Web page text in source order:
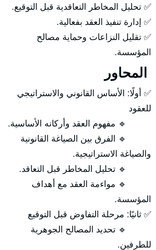
✅ تحليل المخاطر التعاقدية قبل التوقيع.
✅ إدارة تنفيذ العقد بفعالية.
✅ تقليل النزاعات وحماية مصالح
المؤسسة.
✅ أولًا: الأساس القانوني والاستراتيجي
للعقود
🔹 مفهوم العقد وأركانه الأساسية.
🔹 الفرق بين الصياغة القانونية
والصياغة الاستراتيجية.
🔹 تحليل المخاطر قبل التعاقد.
🔹 مواءمة العقد مع أهداف
المؤسسة.
✅ ثانيًا: مرحلة التفاوض قبل التوقيع
🔹 تحديد المصالح الجوهرية
للطرفين.